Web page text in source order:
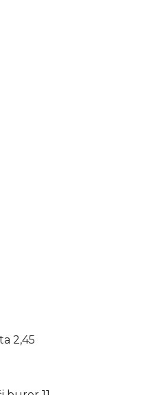
2,45